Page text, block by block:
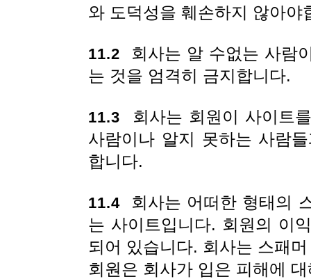
와 도덕성을 훼손하지 않아야
11.2 회사는 알 수없는 사람
는 것을 엄격히 금지합니다.
11.3 회사는 회원이 사이트
사람이나 알지 못하는 사람
합니다.
11.4 회사는 어떠한 형태의
는 사이트입니다. 회원의 이
되어 있습니다. 회사는 스패
회원은 회사가 입은 피해에